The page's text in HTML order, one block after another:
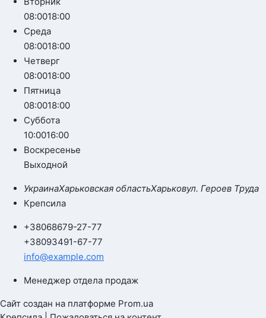
08:0018:00
Среда
08:0018:00
Четверг
08:0018:00
Пятница
08:0018:00
Суббота
10:0016:00
Воскресенье
Выходной
УкраинаХарьковская областьХарьковул. Героев Труда
Крепсила
+38068679-27-77
+38093491-67-77
info@example.com
Менеджер отдела продаж
Сайт создан на платформе Prom.ua